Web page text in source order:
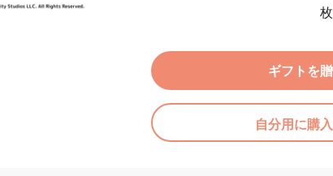
ギフトを
自分用に購